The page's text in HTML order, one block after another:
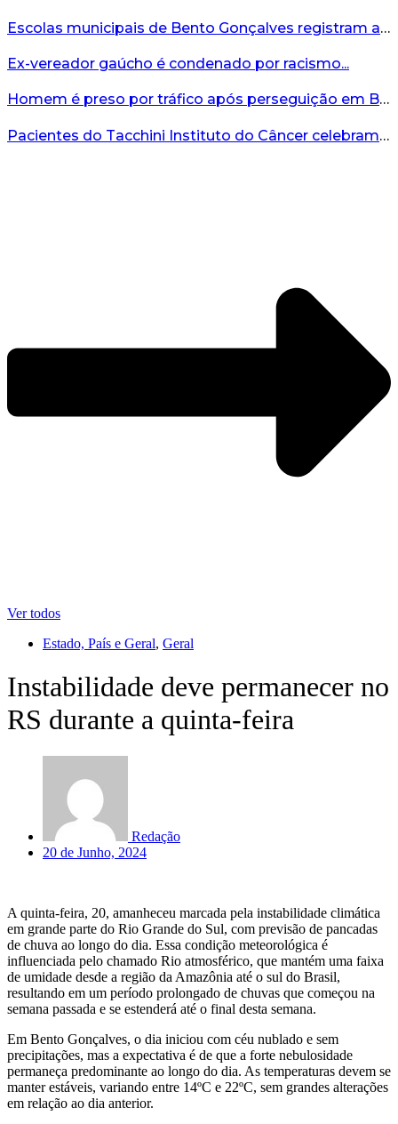
Escolas municipais de Bento Gonçalves registram avanço no IDEB 2025...
Ex-vereador gaúcho é condenado por racismo...
Homem é preso por tráfico após perseguição em Bento Gonçalves...
Pacientes do Tacchini Instituto do Câncer celebram Dia dos Pais com cuidado e relaxamento...
Ver todos
Estado, País e Geral, Geral
Instabilidade deve permanecer no
RS durante a quinta-feira
Redação
20 de Junho, 2024
A quinta-feira, 20, amanheceu marcada pela instabilidade climática
em grande parte do Rio Grande do Sul, com previsão de pancadas
de chuva ao longo do dia. Essa condição meteorológica é
influenciada pelo chamado Rio atmosférico, que mantém uma faixa
de umidade desde a região da Amazônia até o sul do Brasil,
resultando em um período prolongado de chuvas que começou na
semana passada e se estenderá até o final desta semana.
Em Bento Gonçalves, o dia iniciou com céu nublado e sem
precipitações, mas a expectativa é de que a forte nebulosidade
permaneça predominante ao longo do dia. As temperaturas devem se
manter estáveis, variando entre 14ºC e 22ºC, sem grandes alterações
em relação ao dia anterior.